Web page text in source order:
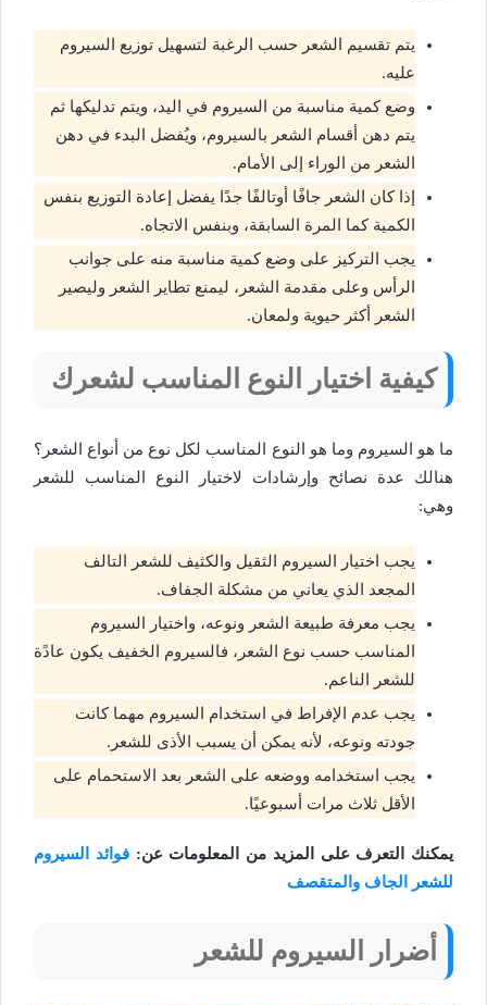
يتم تقسيم الشعر حسب الرغبة لتسهيل توزيع السيروم
عليه.
وضع كمية مناسبة من السيروم في اليد، ويتم تدليكها ثم
يتم دهن أقسام الشعر بالسيروم، ويُفضل البدء في دهن
الشعر من الوراء إلى الأمام.
إذا كان الشعر جافًا أوتالفًا جدًا يفضل إعادة التوزيع بنفس
الكمية كما المرة السابقة، وبنفس الاتجاه.
يجب التركيز على وضع كمية مناسبة منه على جوانب
الرأس وعلى مقدمة الشعر، ليمنع تطاير الشعر وليصير
الشعر أكثر حيوية ولمعان.
كيفية اختيار النوع المناسب لشعرك
ما هو السيروم وما هو النوع المناسب لكل نوع من أنواع الشعر؟
هنالك عدة نصائح وإرشادات لاختيار النوع المناسب للشعر
وهي:
يجب اختيار السيروم الثقيل والكثيف للشعر التالف
المجعد الذي يعاني من مشكلة الجفاف.
يجب معرفة طبيعة الشعر ونوعه، واختيار السيروم
المناسب حسب نوع الشعر، فالسيروم الخفيف يكون عادًة
للشعر الناعم.
يجب عدم الإفراط في استخدام السيروم مهما كانت
جودته ونوعه، لأنه يمكن أن يسبب الأذى للشعر.
يجب استخدامه ووضعه على الشعر بعد الاستحمام على
الأقل ثلاث مرات أسبوعيًا.
يمكنك التعرف على المزيد من المعلومات عن:فوائد السيروم
للشعر الجاف والمتقصف
أضرار السيروم للشعر